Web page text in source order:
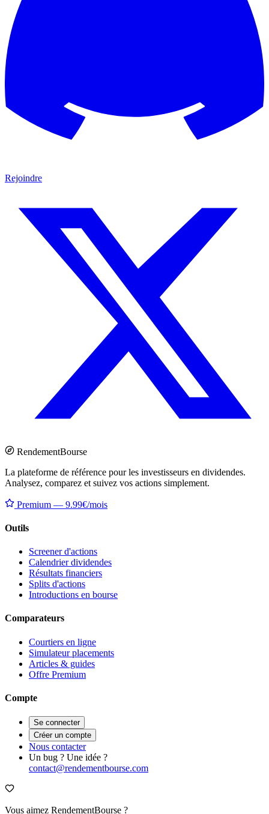
Rejoindre
RendementBourse
La plateforme de référence pour les investisseurs en dividendes.
Analysez, comparez et suivez vos actions simplement.
Premium — 9.99€/mois
Outils
Screener d'actions
Calendrier dividendes
Résultats financiers
Splits d'actions
Introductions en bourse
Comparateurs
Courtiers en ligne
Simulateur placements
Articles & guides
Offre Premium
Compte
Se connecter
Créer un compte
Nous contacter
Un bug ? Une idée ?
contact@rendementbourse.com
Vous aimez RendementBourse ?